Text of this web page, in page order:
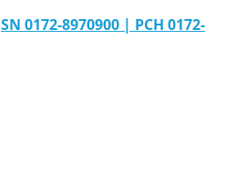
SN 0172-8970900 | PCH 0172-